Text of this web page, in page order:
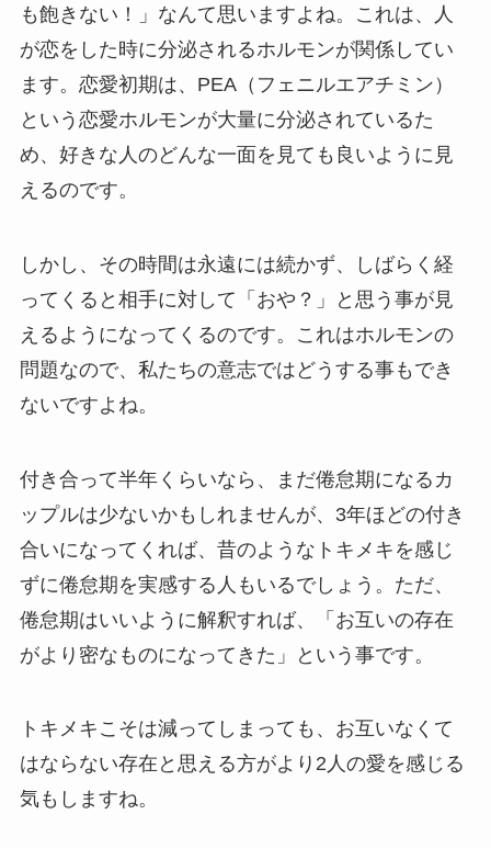
も飽きない！」なんて思いますよね。これは、人
が恋をした時に分泌されるホルモンが関係してい
ます。恋愛初期は、PEA（フェニルエアチミン）
という恋愛ホルモンが大量に分泌されているた
め、好きな人のどんな一面を見ても良いように見
えるのです。
しかし、その時間は永遠には続かず、しばらく経
ってくると相手に対して「おや？」と思う事が見
えるようになってくるのです。これはホルモンの
問題なので、私たちの意志ではどうする事もでき
ないですよね。
付き合って半年くらいなら、まだ倦怠期になるカ
ップルは少ないかもしれませんが、3年ほどの付き
合いになってくれば、昔のようなトキメキを感じ
ずに倦怠期を実感する人もいるでしょう。ただ、
倦怠期はいいように解釈すれば、「お互いの存在
がより密なものになってきた」という事です。
トキメキこそは減ってしまっても、お互いなくて
はならない存在と思える方がより2人の愛を感じる
気もしますね。